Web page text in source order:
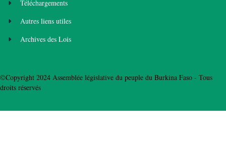
Téléchargements
Autres liens utiles
Archives des Lois
©Copyright 2024 Assemblée législative du peuple du Burkina Faso - Tous
droits réservés